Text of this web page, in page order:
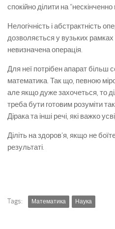
спокійно ділити на “нескінченно
Нелогічність і абстрактність
дозволяється у вузьких
невизначена операція.
Для неї потрібен апарат
математика. Так що, певною
але якщо дуже захочеться, то
треба бути готовим розуміти
Дірака та інші речі, які важко
Діліть на здоров’я, якщо не
результаті.
Tags: Математика Наука